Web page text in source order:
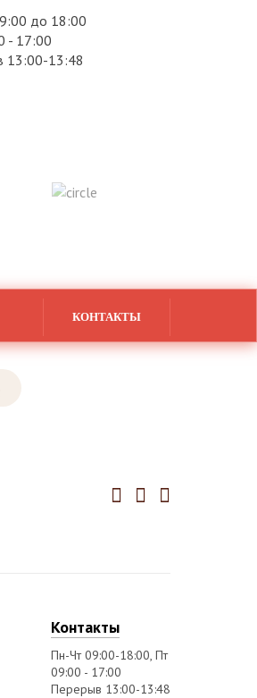
до 18:00
- 17:00
13:00-13:48
КОНТАКТЫ
Контакты
Пн-Чт 09:00-18:00, Пт
09:00 - 17:00
Перерыв 13:00-13:48